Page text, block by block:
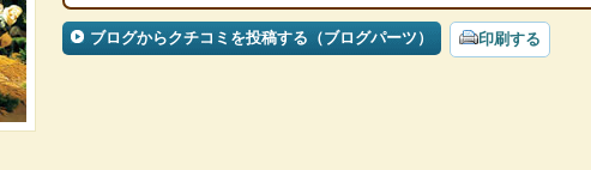
ブログからクチコミを投稿する（ブログパーツ） 印刷する